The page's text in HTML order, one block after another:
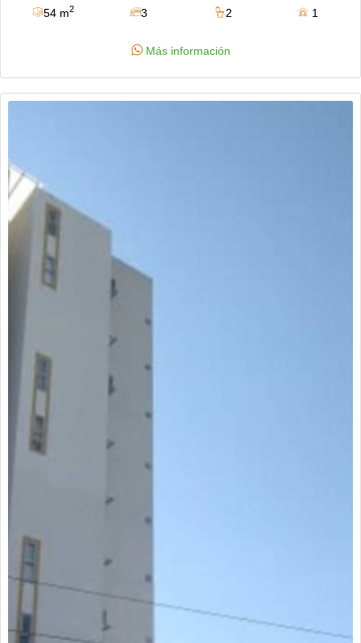
balcón con buena vista, zona de lavandería, cuatro
estratégica, cerca al supermercado yumbo y al palacio de
54 m2 3 2 1
Más información